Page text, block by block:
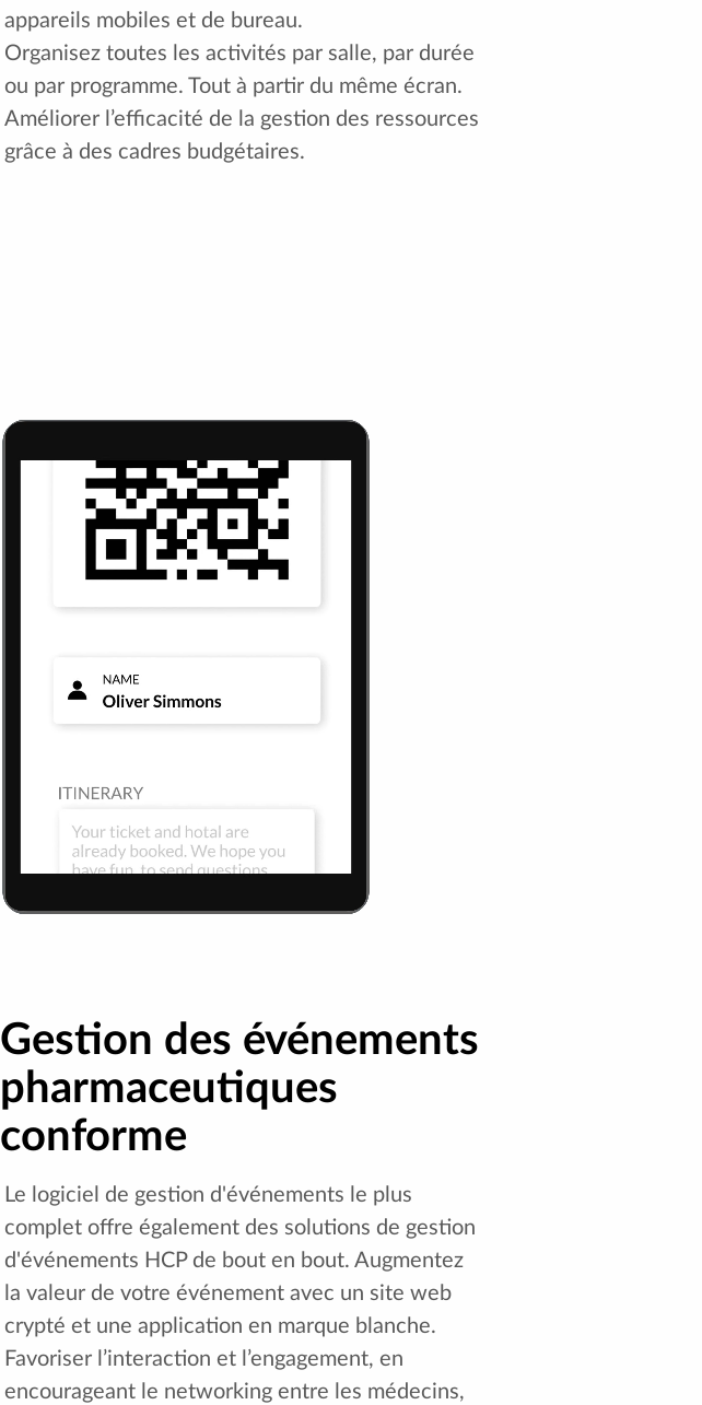
appareils mobiles et de bureau.
Organisez toutes les activités par salle, par durée
ou par programme. Tout à partir du même écran.
Améliorer l’efficacité de la gestion des ressources
grâce à des cadres budgétaires.
Gestion des événements
pharmaceutiques
conforme
Le logiciel de gestion d'événements le plus
complet offre également des solutions de gestion
d'événements HCP de bout en bout. Augmentez
la valeur de votre événement avec un site web
crypté et une application en marque blanche.
Favoriser l’interaction et l’engagement, en
encourageant le networking entre les médecins,